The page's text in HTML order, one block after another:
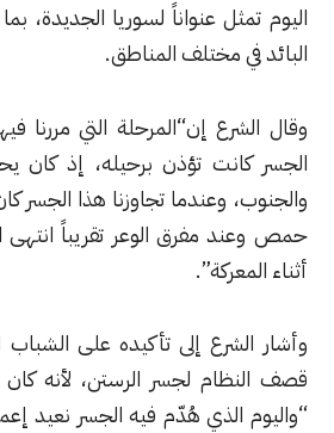
عنواناً لسوريا الجديدة، بما يسهم في
مختلف المناطق.
إن“المرحلة التي مررنا فيها أثناء
تؤذن برحيله، إذ كان يحاول أن
وعندما تجاوزنا هذا الجسر كان في
مفرق الوعر تقريباً انتهى الأمر، فكان
إلى تأكيده على الشباب العسكريين
لجسر الرستن، لأنه كان يحمل
الذي هُدّم فيه الجسر نعيد إعماره، وهذا